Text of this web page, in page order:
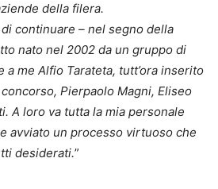
della filera.
continuare – nel segno della
nato nel 2002 da un gruppo di
me Alfio Tarateta, tutt’ora inserito
Pierpaolo Magni, Eliseo
A loro va tutta la mia personale
avviato un processo virtuoso che
desiderati.”